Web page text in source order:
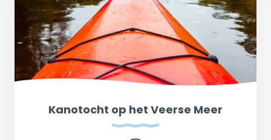
Kanotocht op het Veerse Meer